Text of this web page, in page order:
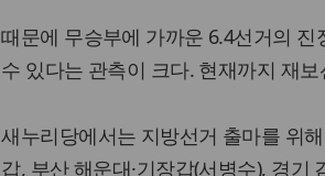
때문에 무승부에 가까운 6.4선거의
수 있다는 관측이 크다. 현재까지 재
새누리당에서는 지방선거 출마를 위
갑, 부산 해운대·기장갑(서병수), 경기